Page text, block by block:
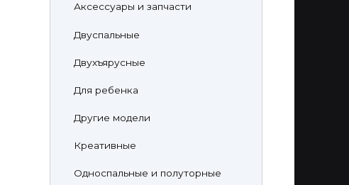
Аксессуары и запчасти
Двуспальные
Двухъярусные
Для ребенка
Другие модели
Креативные
Односпальные и полуторные